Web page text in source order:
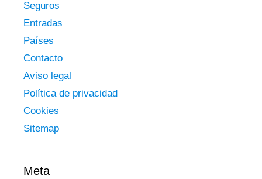
Seguros
Entradas
Países
Contacto
Aviso legal
Política de privacidad
Cookies
Sitemap
Meta